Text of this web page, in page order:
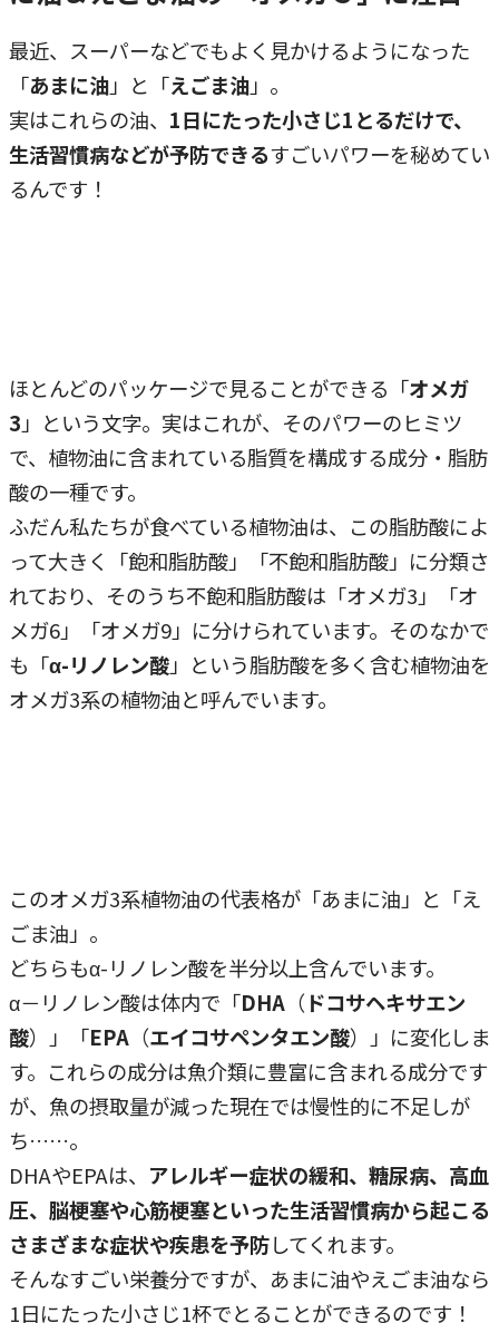
最近、スーパーなどでもよく見かけるようになった
「あまに油」と「えごま油」。
実はこれらの油、 1日にたった小さじ1とるだけで、
生活習慣病などが予防できるすごいパワーを秘めてい
るんです！
ほとんどのパッケージで見ることができる「オメガ
3 」という文字。実はこれが、そのパワーのヒミツ
で、植物油に含まれている脂質を構成する成分・脂肪
酸の一種です。
ふだん私たちが食べている植物油は、この脂肪酸によ
って大きく「飽和脂肪酸」「不飽和脂肪酸」に分類さ
れており、そのうち不飽和脂肪酸は「オメガ3」「オ
メガ6」「オメガ9」に分けられています。そのなかで
も「α-リノレン酸」という脂肪酸を多く含む植物油を
オメガ3系の植物油と呼んでいます。
このオメガ3系植物油の代表格が「あまに油」と「え
ごま油」。
どちらもα-リノレン酸を半分以上含んでいます。
α－リノレン酸は体内で「DHA （ ドコサヘキサエン
酸）」「EPA （エイコサペンタエン酸）」に変化しま
す。これらの成分は魚介類に豊富に含まれる成分です
が、魚の摂取量が減った現在では慢性的に不足しが
ち……。
DHAやEPAは、 アレルギー症状の緩和、糖尿病、高血
圧、脳梗塞や心筋梗塞といった生活習慣病から起こる
さまざまな症状や疾患を予防してくれます。
そんなすごい栄養分ですが、あまに油やえごま油なら
1日にたった小さじ1杯でとることができるのです！